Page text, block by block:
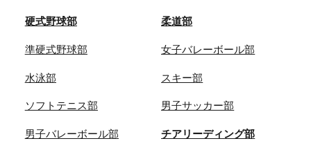
硬式野球部 柔道部
準硬式野球部 女子バレーボール部
水泳部 スキー部
ソフトテニス部 男子サッカー部
男子バレーボール部 チアリーディング部